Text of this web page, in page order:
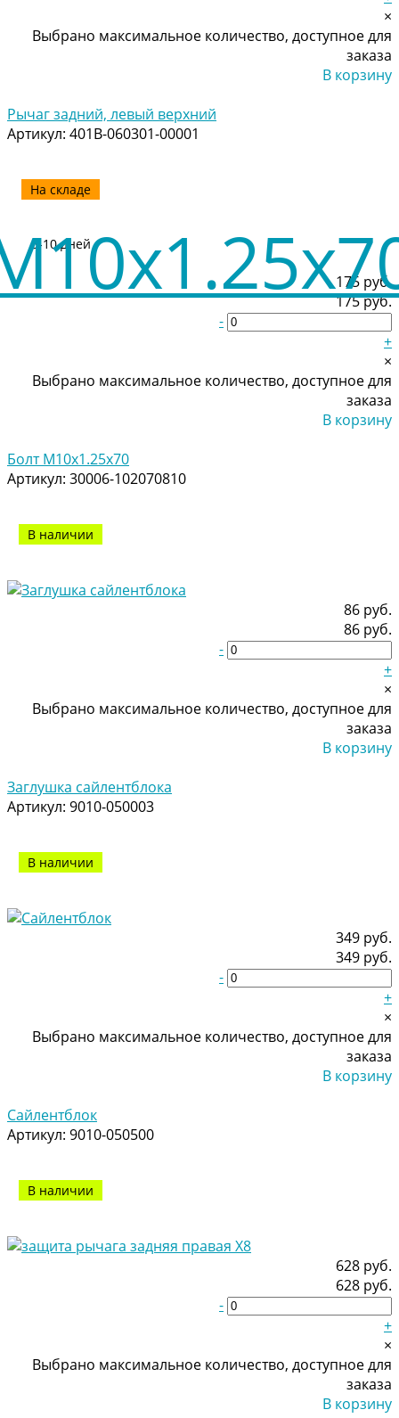
×
Выбрано максимальное количество, доступное для
заказа
В корзину
Рычаг задний, левый верхний
Артикул: 401B-060301-00001
На складе
5-10 дней
628 руб.
628 руб.
-
+
×
Выбрано максимальное количество, доступное для
заказа
В корзину
349 руб.
349 руб.
-
+
×
Выбрано максимальное количество, доступное для
заказа
В корзину
Сайлентблок
Артикул: 9010-050500
В наличии
175 руб.
175 руб.
-
+
×
Выбрано максимальное количество, доступное для
заказа
В корзину
Болт M10x1.25x70
Артикул: 30006-102070810
В наличии
86 руб.
86 руб.
-
+
×
Выбрано максимальное количество, доступное для
заказа
В корзину
Заглушка сайлентблока
Артикул: 9010-050003
В наличии